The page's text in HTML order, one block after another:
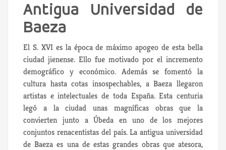
Antigua Universidad de
Baeza
El S. XVI es la época de máximo apogeo de esta bella
ciudad jienense. Ello fue motivado por el incremento
demográfico y económico. Además se fomentó la
cultura hasta cotas insospechables, a Baeza llegaron
artistas e intelectuales de toda España. Esta centuria
legó a la ciudad unas magníficas obras que la
convierten junto a Úbeda en uno de los mejores
conjuntos renacentistas del país. La antigua universidad
de Baeza es una de estas grandes obras que atesora,